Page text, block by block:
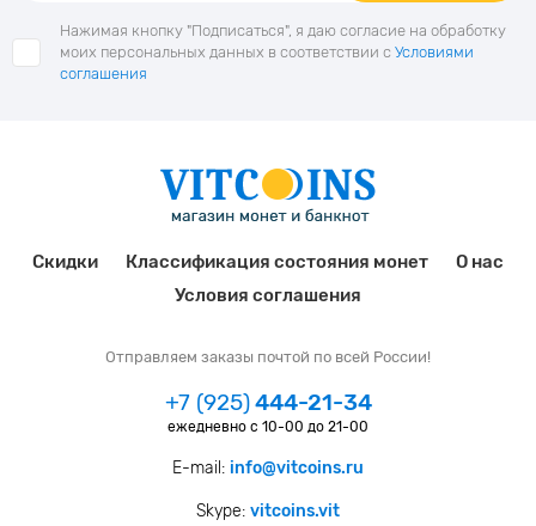
Нажимая кнопку "Подписаться", я даю согласие на обработку
моих персональных данных в соответствии с Условиями
соглашения
Скидки Классификация состояния монет
О нас
Условия соглашения
Отправляем заказы почтой по всей России!
+7 (925)444-21-34
ежедневно с 10-00 до 21-00
E-mail: info@vitcoins.ru
Skype: vitcoins.vit